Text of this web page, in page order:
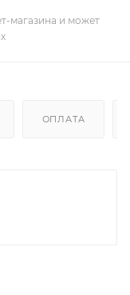
магазина и может
ОПЛАТА